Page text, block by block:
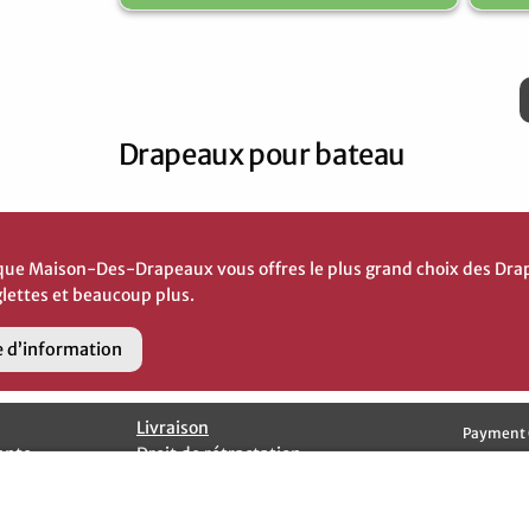
Drapeaux pour bateau
Maison-Des-Drapeaux vous offres le plus grand choix des
et beaucoup plus.
d’information
Livraison
Droit de rétractation
Payment